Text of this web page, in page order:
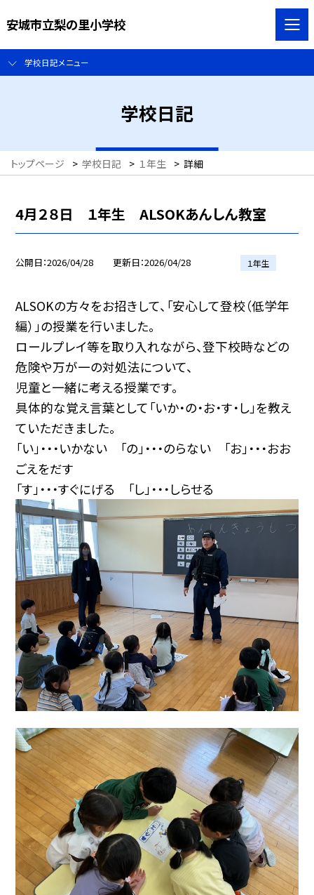
安城市立梨の里小学校
学校日記メニュー
学校日記
トップページ > 学校日記 > １年生 > 詳細
4月２８日 １年生 ALSOKあんしん教室
公開日 2026/04/28 更新日 2026/04/28 １年生
ALSOKの方々をお招きして、「安心して登校（低学年
編）」の授業を行いました。
ロールプレイ等を取り入れながら、登下校時などの
危険や万が一の対処法について、
児童と一緒に考える授業です。
具体的な覚え言葉として「いか・の・お・す・し」を教え
ていただきました。
「い」・・・いかない 「の」・・・のらない 「お」・・・おお
ごえをだす
「す」・・・すぐにげる 「し」・・・しらせる